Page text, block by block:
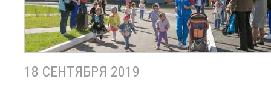
18 СЕНТЯБРЯ 2019